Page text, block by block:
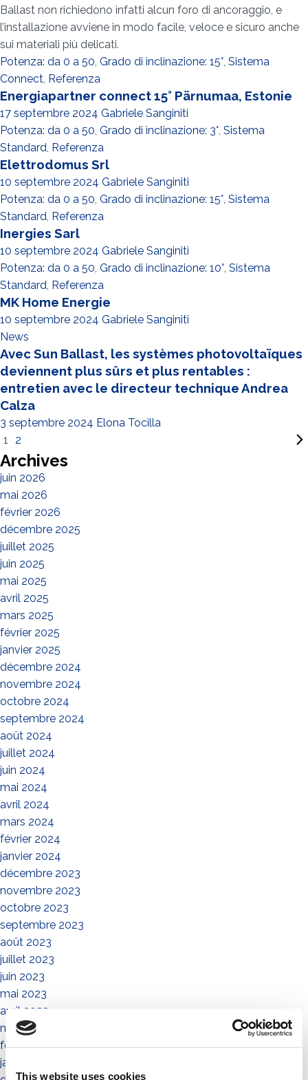
This website uses cookies
Ballast non richiedono infatti alcun foro di ancoraggio, e
l’installazione avviene in modo facile, veloce e sicuro anche
sui materiali più delicati.
Potenza: da 0 a 50, Grado di inclinazione: 15°, Sistema
Connect, Referenza
Energiapartner connect 15° Pärnumaa, Estonie
17 septembre 2024 Gabriele Sanginiti
Potenza: da 0 a 50, Grado di inclinazione: 3°, Sistema
Standard, Referenza
Elettrodomus Srl
10 septembre 2024 Gabriele Sanginiti
Potenza: da 0 a 50, Grado di inclinazione: 15°, Sistema
Standard, Referenza
Inergies Sarl
10 septembre 2024 Gabriele Sanginiti
Potenza: da 0 a 50, Grado di inclinazione: 10°, Sistema
Standard, Referenza
MK Home Energie
10 septembre 2024 Gabriele Sanginiti
News
Avec Sun Ballast, les systèmes photovoltaïques
deviennent plus sûrs et plus rentables :
entretien avec le directeur technique Andrea
Calza
3 septembre 2024 Elona Tocilla
1
2
Archives
juin 2026
mai 2026
février 2026
décembre 2025
juillet 2025
juin 2025
mai 2025
avril 2025
mars 2025
février 2025
janvier 2025
décembre 2024
novembre 2024
octobre 2024
septembre 2024
août 2024
juillet 2024
juin 2024
mai 2024
avril 2024
mars 2024
février 2024
janvier 2024
décembre 2023
novembre 2023
octobre 2023
septembre 2023
août 2023
juillet 2023
juin 2023
mai 2023
avril 2023
mars 2023
février 2023
janvier 2023